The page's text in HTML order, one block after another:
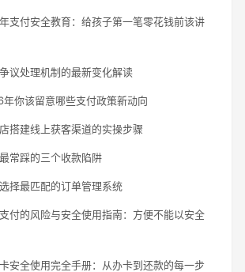
支付安全教育：给孩子第一笔零花钱前该讲
议处理机制的最新变化解读
年你该留意哪些支付政策新动向
搭建线上获客渠道的实操步骤
常踩的三个收款陷阱
择最匹配的订单管理系统
付的风险与安全使用指南：方便不能以安全
安全使用完全手册：从办卡到还款的每一步